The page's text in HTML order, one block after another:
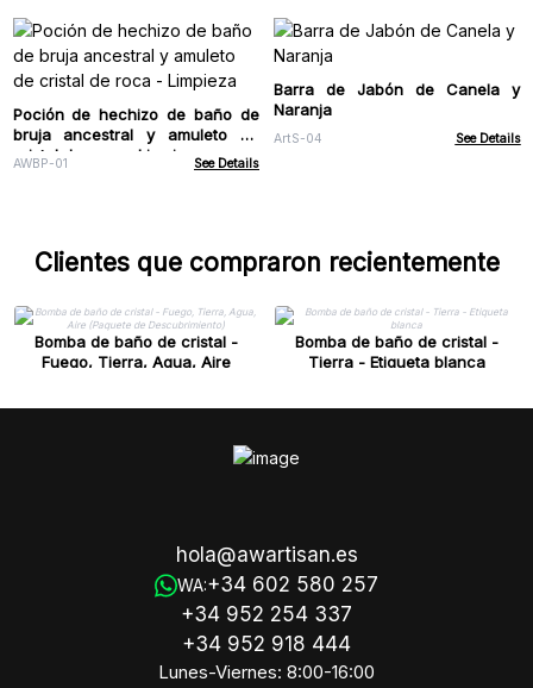
Poción de hechizo de baño de
bruja ancestral y amuleto de
cristal de roca - Limpieza
AWBP-01 See Details
Barra de Jabón de Canela y
Naranja
ArtS-04 See Details
Clientes que compraron recientemente
Bomba de baño de cristal -
Fuego, Tierra, Agua, Aire
Bomba de baño de cristal -
Tierra - Etiqueta blanca
hola@awartisan.es
WA:+34 602 580 257
+34 952 254 337
+34 952 918 444
Lunes-Viernes: 8:00-16:00